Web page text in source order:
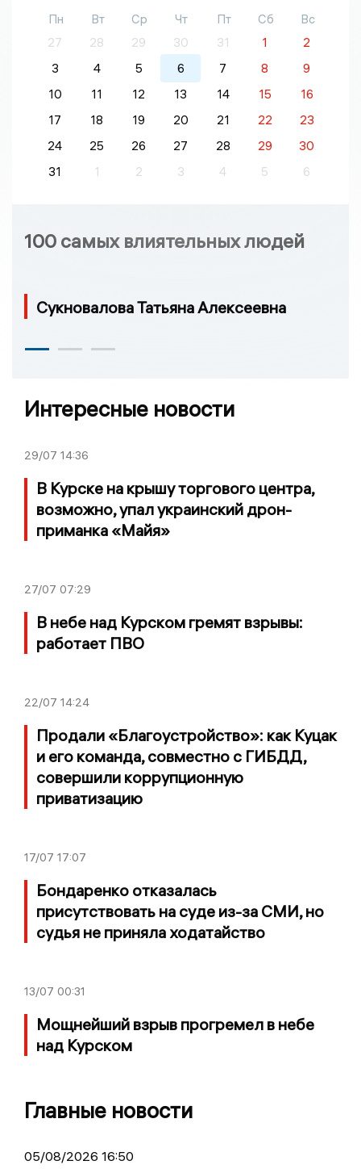
Пн Вт Ср Чт Пт Сб
Вс
27
28 29 30 31 1
2
3
4 5 6 7 8
9
10
11 12 13 14 15
16
17
18 19 20 21 22
23
24
25 26 27 28 29
30
31
1 2 3 4 5 6
100 самых влиятельных людей
Сукновалова Татьяна Алексеевна
Интересные новости
29/07 14:36
В Курске на крышу торгового центра,
возможно, упал украинский дрон-
приманка «Майя»
27/07 07:29
В небе над Курском гремят взрывы:
работает ПВО
22/07 14:24
Продали «Благоустройство»: как Куцак
и его команда, совместно с ГИБДД,
совершили коррупционную
приватизацию
17/07 17:07
Бондаренко отказалась
присутствовать на суде из-за СМИ, но
судья не приняла ходатайство
13/07 00:31
Мощнейший взрыв прогремел в небе
над Курском
Главные новости
05/08/2026 16:50